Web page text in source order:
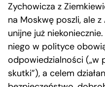
Zychowicza z
na Moskwę poszli, ale
unijne już
niego w polityce
odpowiedzialności („w
skutki”), a celem